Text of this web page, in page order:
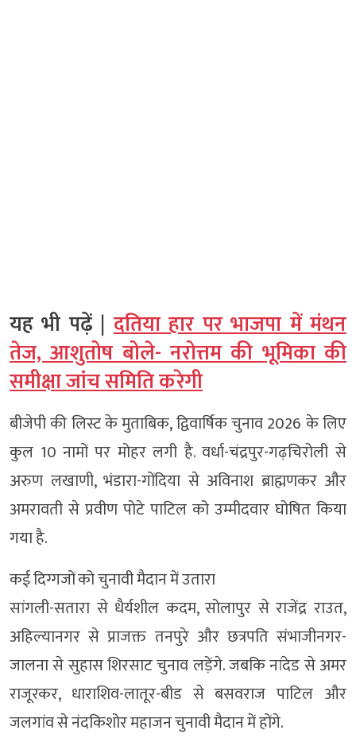
यह भी पढ़ें |दतिया हार पर भाजपा में मंथन
तेज, आशुतोष बोले- नरोत्तम की भूमिका की
समीक्षा जांच समिति करेगी
बीजेपी की लिस्ट के मुताबिक, द्विवार्षिक चुनाव 2026 के लिए
कुल 10 नामों पर मोहर लगी है. वर्धा-चंद्रपुर-गढ़चिरोली से
अरुण लखाणी, भंडारा-गोंदिया से अविनाश ब्राह्मणकर और
अमरावती से प्रवीण पोटे पाटिल को उम्मीदवार घोषित किया
गया है.
कई दिग्गजों को चुनावी मैदान में उतारा
सांगली-सतारा से धैर्यशील कदम, सोलापुर से राजेंद्र राउत,
अहिल्यानगर से प्राजक्त तनपुरे और छत्रपति संभाजीनगर-
जालना से सुहास शिरसाट चुनाव लड़ेंगे. जबकि नांदेड से अमर
राजूरकर, धाराशिव-लातूर-बीड से बसवराज पाटिल और
जलगांव से नंदकिशोर महाजन चुनावी मैदान में होंगे.